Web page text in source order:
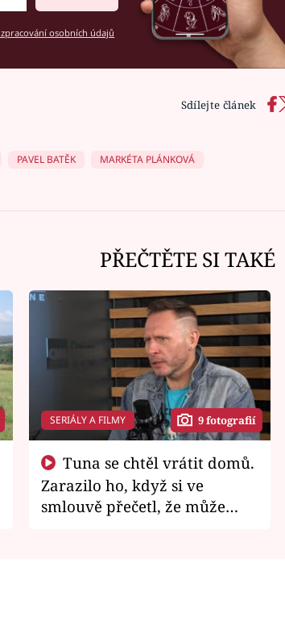
osobních údajů
Sdílejte článek
PAVEL BATĚK MARKÉTA PLÁNKOVÁ
PŘEČTĚTE SI TAKÉ
SERIÁLY A FILMY 9 fotografií
Zarazilo ho, když si ve
smlouvě přečetl, že může